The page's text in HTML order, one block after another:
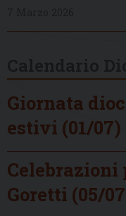
Giornata
estivi (01/07)
Celebrazioni
Goretti (05/